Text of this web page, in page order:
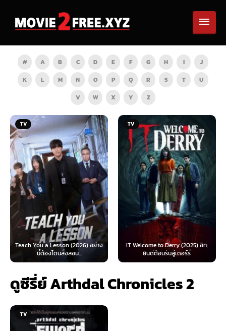
# A B C D E F G H I
J
K
L M N O P Q R S T
U
V
W X Y Z
Lesson (2026) อย่าง
TV
IT Welcome to Derry (2025) อิท:
ยินดีต้อนรับสู่เดอร์รี่
Beyond
ดูซีรี่ย์ Arthdal Chronicles 2
TV